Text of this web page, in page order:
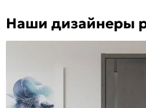
Наши дизайнеры